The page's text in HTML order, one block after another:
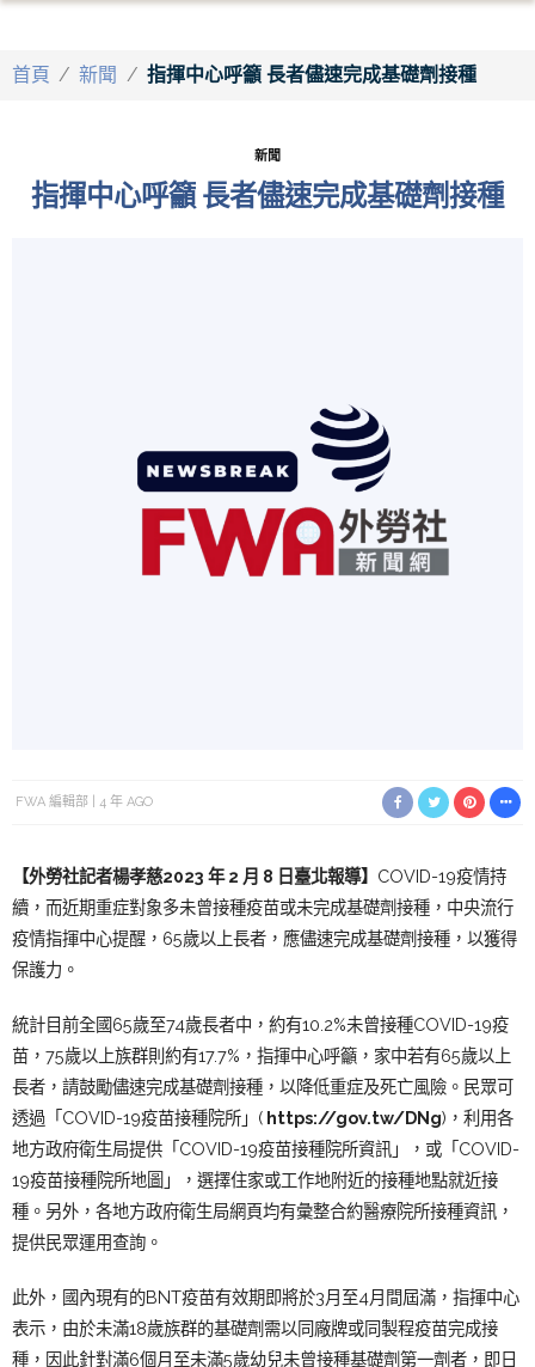
首頁 / 新聞 / 指揮中心呼籲 長者儘速完成基礎劑接種
新聞
指揮中心呼籲 長者儘速完成基礎劑接種
FWA 編輯部 4 年 AGO
【外勞社記者楊孝慈2023 年 2 月 8 日臺北報導】 COVID-19疫情持
續，而近期重症對象多未曾接種疫苗或未完成基礎劑接種，中央流行
疫情指揮中心提醒，65歲以上長者，應儘速完成基礎劑接種，以獲得
保護力。
統計目前全國65歲至74歲長者中，約有10.2%未曾接種COVID-19疫
苗，75歲以上族群則約有17.7%，指揮中心呼籲，家中若有65歲以上
長者，請鼓勵儘速完成基礎劑接種，以降低重症及死亡風險。民眾可
透過「COVID-19疫苗接種院所」( https://gov.tw/DNg)，利用各
地方政府衛生局提供「COVID-19疫苗接種院所資訊」，或「COVID-
19疫苗接種院所地圖」，選擇住家或工作地附近的接種地點就近接
種。另外，各地方政府衛生局網頁均有彙整合約醫療院所接種資訊，
提供民眾運用查詢。
此外，國內現有的BNT疫苗有效期即將於3月至4月間屆滿，指揮中心
表示，由於未滿18歲族群的基礎劑需以同廠牌或同製程疫苗完成接
種，因此針對滿6個月至未滿5歲幼兒未曾接種基礎劑第一劑者，即日